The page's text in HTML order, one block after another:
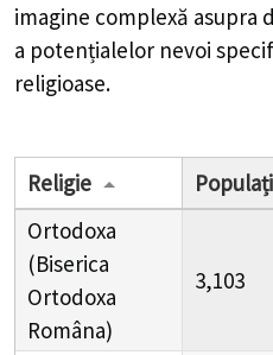
imagine complexă asupra
a potențialelor nevoi
religioase.
Religie
Ortodoxa
(Biserica
Ortodoxa
Româna)
3,103